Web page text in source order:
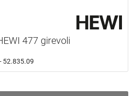
477 girevoli
52.835.09